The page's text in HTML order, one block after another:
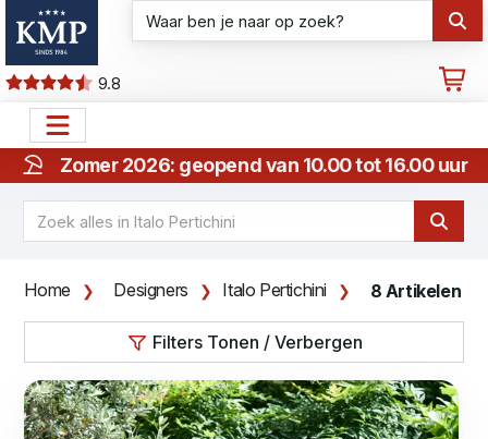
9.8
Zomer 2026: geopend van 10.00 tot 16.00 uur
Home Designers Italo Pertichini 8 Artikelen
Filters Tonen / Verbergen